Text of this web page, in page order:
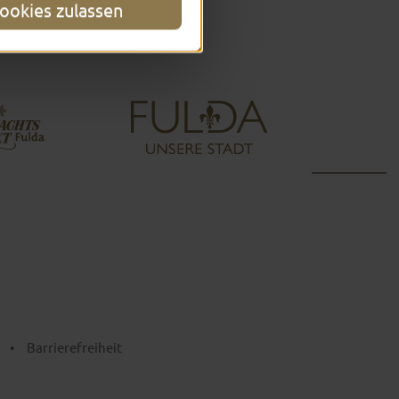
zulassen
• Barrierefreiheit